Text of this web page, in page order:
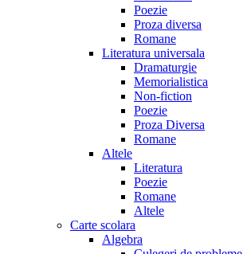
Poezie
Proza diversa
Romane
Literatura universala
Dramaturgie
Memorialistica
Non-fiction
Poezie
Proza Diversa
Romane
Altele
Literatura
Poezie
Romane
Altele
Carte scolara
Algebra